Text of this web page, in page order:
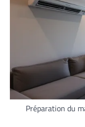
Préparation du